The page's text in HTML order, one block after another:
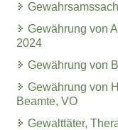
Gewährung von
2024
Gewährung von
Gewährung von
Beamte, VO
Gewalttäter,